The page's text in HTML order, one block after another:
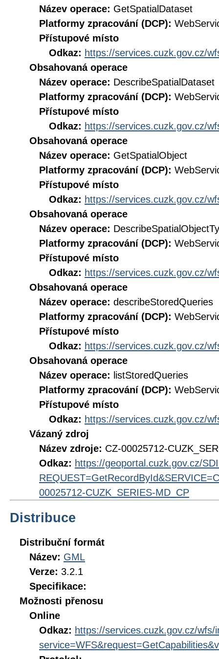
Název operace: GetSpatialDataset
Platformy zpracování (DCP):
Přístupové místo
Odkaz: https://services.cuzk.gov.cz/
Obsahovaná operace
Název operace: DescribeSpatialDataset
Platformy zpracování (DCP):
Přístupové místo
Odkaz: https://services.cuzk.gov.cz/
Obsahovaná operace
Název operace: GetSpatialObject
Platformy zpracování (DCP):
Přístupové místo
Odkaz: https://services.cuzk.gov.cz/
Obsahovaná operace
Název operace:
Platformy zpracování (DCP):
Přístupové místo
Odkaz: https://services.cuzk.gov.cz/
Obsahovaná operace
Název operace: describeStoredQueries
Platformy zpracování (DCP):
Přístupové místo
Odkaz: https://services.cuzk.gov.cz/
Obsahovaná operace
Název operace: listStoredQueries
Platformy zpracování (DCP):
Přístupové místo
Odkaz: https://services.cuzk.gov.cz/
Vázaný zdroj
Název zdroje: CZ-00025712-
Odkaz: https://geoportal.cuzk.gov.cz/
00025712-CUZK_SERIES-MD_CP
Distribuce
Distribuční formát
Název: GML
Verze: 3.2.1
Specifikace:
Možnosti přenosu
Online
Odkaz: https://services.cuzk.gov.cz/wfs/